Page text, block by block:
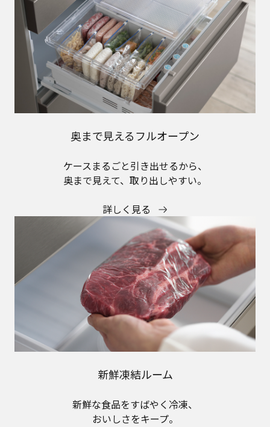
奥まで見えるフルオープン
ケースまるごと引き出せるから、
奥まで見えて、取り出しやすい。
詳しく見る
新鮮凍結ルーム
新鮮な食品をすばやく冷凍、
おいしさをキープ。